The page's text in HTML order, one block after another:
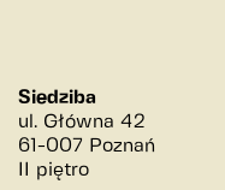
ludzie
Siedziba
ul. Główna 42
61-007 Poznań
II piętro